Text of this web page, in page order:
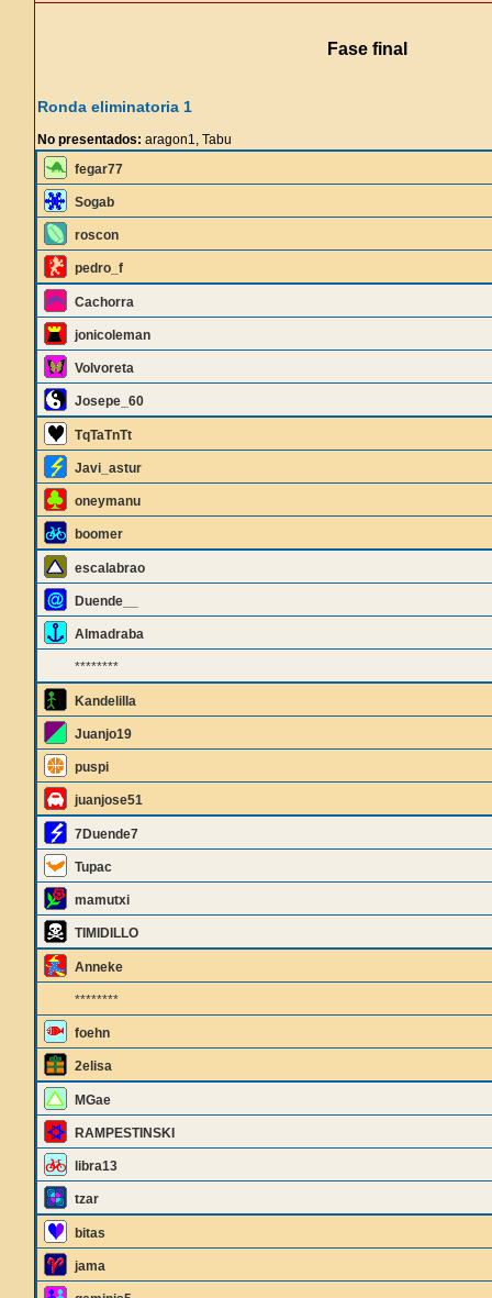
Fase final
Ronda eliminatoria 1
No presentados: aragon1, Tabu
fegar77
Sogab
roscon
pedro_f
Cachorra
jonicoleman
Volvoreta
Josepe_60
TqTaTnTt
Javi_astur
oneymanu
boomer
escalabrao
Duende__
Almadraba
********
Kandelilla
Juanjo19
puspi
juanjose51
7Duende7
Tupac
mamutxi
TIMIDILLO
Anneke
********
foehn
2elisa
MGae
RAMPESTINSKI
libra13
tzar
bitas
jama